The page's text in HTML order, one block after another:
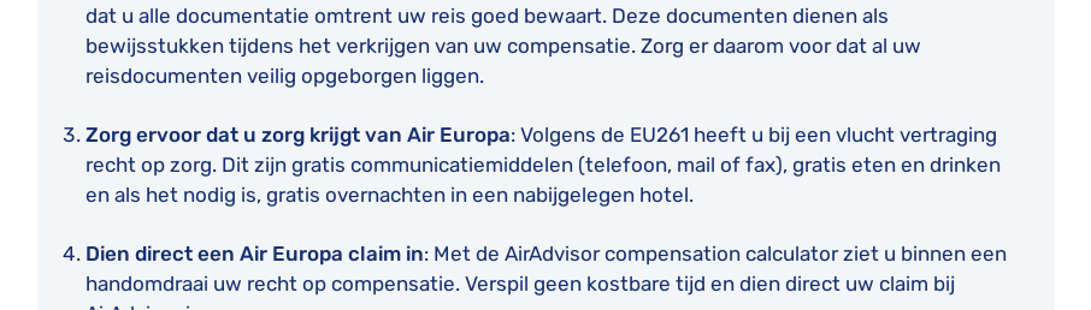
dat u alle documentatie omtrent uw reis goed bewaart. Deze documenten dienen als
bewijsstukken tijdens het verkrijgen van uw compensatie. Zorg er daarom voor dat al uw
reisdocumenten veilig opgeborgen liggen.
Zorg ervoor dat u zorg krijgt van Air Europa: Volgens de EU261 heeft u bij een vlucht vertraging
recht op zorg. Dit zijn gratis communicatiemiddelen (telefoon, mail of fax), gratis eten en drinken
en als het nodig is, gratis overnachten in een nabijgelegen hotel.
Dien direct een Air Europa claim in: Met de AirAdvisor compensation calculator ziet u binnen een
handomdraai uw recht op compensatie. Verspil geen kostbare tijd en dien direct uw claim bij